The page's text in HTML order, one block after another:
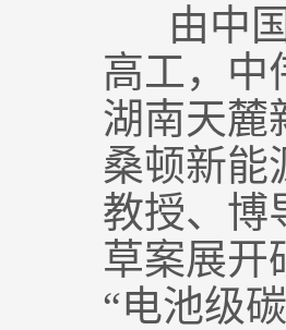
由中国
高工，中
湖南天麓
桑顿新能
教授、博
草案展开
“电池级